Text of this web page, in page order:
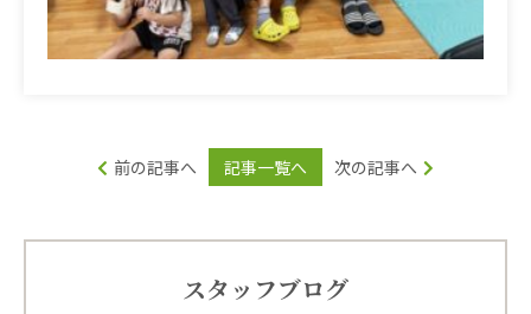
前の記事へ 記事一覧へ 次の記事へ
スタッフブログ